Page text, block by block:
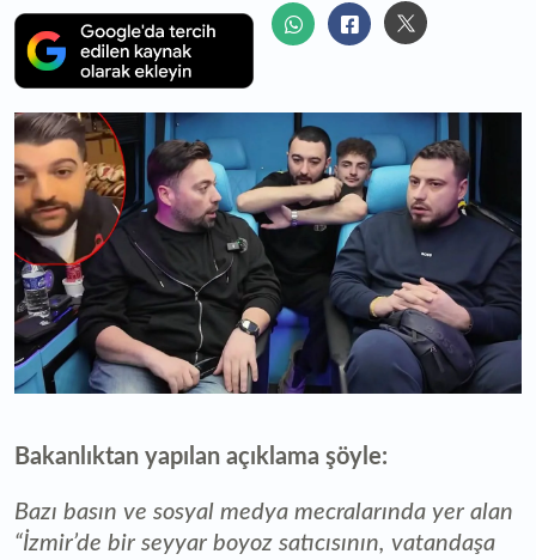
Bakanlıktan yapılan açıklama şöyle:
Bazı basın ve sosyal medya mecralarında yer alan
“İzmir’de bir seyyar boyoz satıcısının, vatandaşa